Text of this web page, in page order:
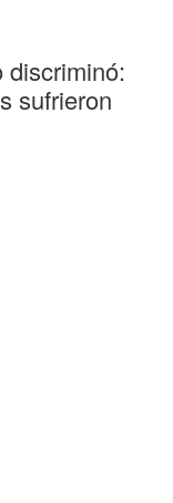
discriminó:
sufrieron